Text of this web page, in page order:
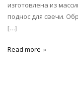
изготовлена из
поднос для свечи.
[…]
Read more